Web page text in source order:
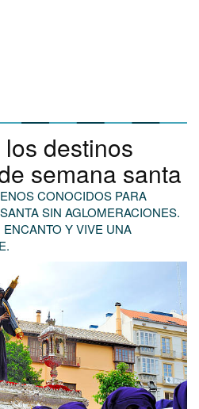
destinos
semana santa
CONOCIDOS PARA
SIN AGLOMERACIONES.
Y VIVE UNA